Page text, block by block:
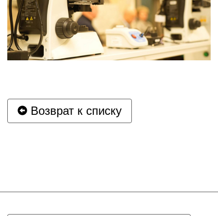
Возврат к списку